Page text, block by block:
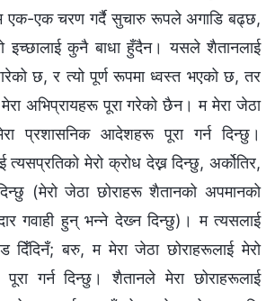
एक-एक चरण गर्दै सुचारु रूपले अगाडि बढ्छ,
इच्छालाई कुनै बाधा हुँदैन। यसले शैतानलाई
छ, र त्यो पूर्ण रूपमा ध्वस्त भएको छ, तर
अभिप्रायहरू पूरा गरेको छैन। म मेरा जेठा
प्रशासनिक आदेशहरू पूरा गर्न दिन्छु।
त्यसप्रतिको मेरो क्रोध देख्न दिन्छु, अर्कोतिर,
(मेरो जेठा छोराहरू शैतानको अपमानको
गवाही हुन् भन्‍ने देख्‍न दिन्छु)। म त्यसलाई
दिँदिनँ; बरु, म मेरा जेठा छोराहरूलाई मेरो
पूरा गर्न दिन्छु। शैतानले मेरा छोराहरूलाई